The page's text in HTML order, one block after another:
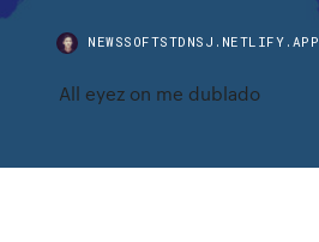
NEWSSOFTSTDNSJ.NETLIFY.APP
All eyez on me dublado